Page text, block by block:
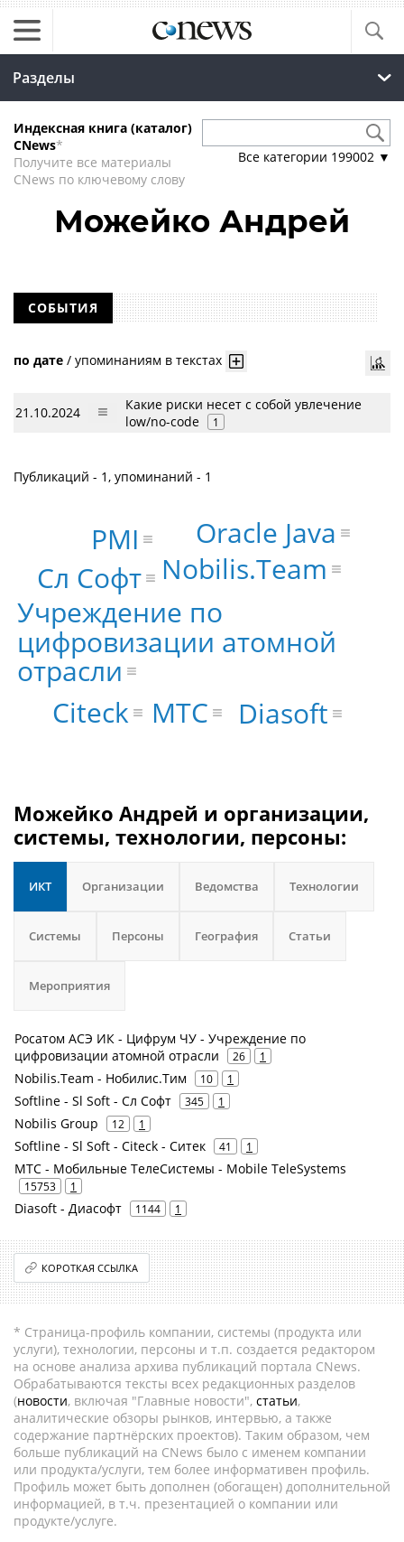
Разделы
Индексная книга (каталог)
CNews*
Получите все материалы
CNews по ключевому слову
Все категории 199002 ▼
Можейко Андрей
СОБЫТИЯ
по дате / упоминаниям в текстах
21.10.2024
Какие риски несет с собой увлечение
low/no-code
1
Публикаций - 1, упоминаний - 1
Учреждение по
цифровизации атомной
отрасли
Nobilis.Team
Сл Софт
Citeck МТС Diasoft
PMI Oracle Java
Можейко Андрей и организации,
системы, технологии, персоны:
ИКТ Организации Ведомства Технологии
Системы Персоны География Статьи
Мероприятия
Росатом АСЭ ИК - Цифрум ЧУ - Учреждение по
цифровизации атомной отрасли
26 1
Nobilis.Team - Нобилис.Тим 10 1
Softline - Sl Soft - Сл Софт 345 1
Nobilis Group 12 1
Softline - Sl Soft - Citeck - Ситек 41 1
МТС - Мобильные ТелеСистемы - Mobile TeleSystems
15753 1
Diasoft - Диасофт 1144 1
КОРОТКАЯ ССЫЛКА
* Страница-профиль компании, системы (продукта или
услуги), технологии, персоны и т.п. создается редактором
на основе анализа архива публикаций портала CNews.
Обрабатываются тексты всех редакционных разделов
(новости, включая "Главные новости", статьи,
аналитические обзоры рынков, интервью, а также
содержание партнёрских проектов). Таким образом, чем
больше публикаций на CNews было с именем компании
или продукта/услуги, тем более информативен профиль.
Профиль может быть дополнен (обогащен) дополнительной
информацией, в т.ч. презентацией о компании или
продукте/услуге.